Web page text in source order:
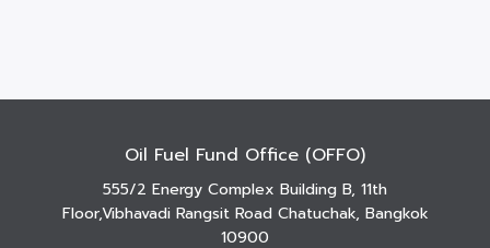
Oil Fuel Fund Office (OFFO)
555/2 Energy Complex Building B, 11th
Floor,Vibhavadi Rangsit Road Chatuchak, Bangkok
10900